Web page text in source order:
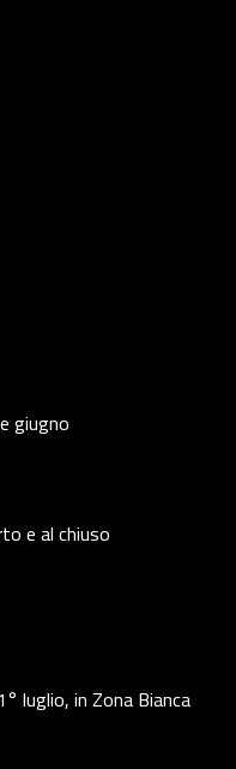
giugno
e al chiuso
luglio, in Zona Bianca